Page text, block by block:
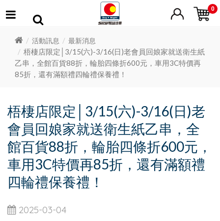
0
活動訊息 最新消息
梧棲店限定│3/15(六)-3/16(日)老會員回娘家就送衛生紙
乙串，全館百貨88折，輪胎四條折600元，車用3C特價再
85折，還有滿額禮四輪禮保養禮！
梧棲店限定│3/15(六)-3/16(日)老
會員回娘家就送衛生紙乙串，全
館百貨88折，輪胎四條折600元，
車用3C特價再85折，還有滿額禮
四輪禮保養禮！
2025-03-04